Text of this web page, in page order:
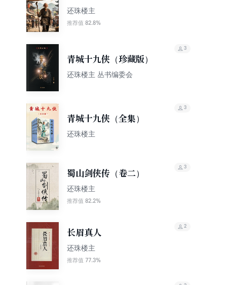
还珠楼主
推荐值 82.8%
青城十九侠（珍藏版）
还珠楼主 丛书编委会
3
青城十九侠（全集）
还珠楼主
3
蜀山剑侠传（卷二）
还珠楼主
推荐值 82.2%
3
长眉真人
还珠楼主
推荐值 77.3%
2